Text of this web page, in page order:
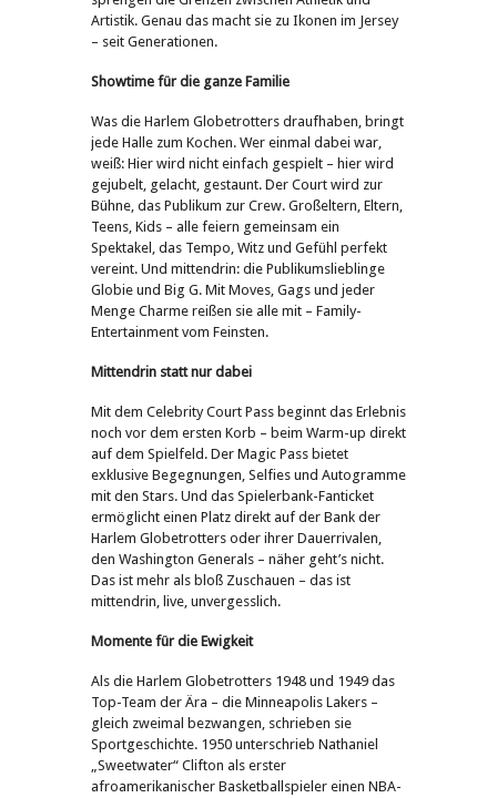
Artistik. Genau das macht sie zu Ikonen im Jersey
– seit Generationen.
Showtime für die ganze Familie
Was die Harlem Globetrotters draufhaben, bringt
jede Halle zum Kochen. Wer einmal dabei war,
weiß: Hier wird nicht einfach gespielt – hier wird
gejubelt, gelacht, gestaunt. Der Court wird zur
Bühne, das Publikum zur Crew. Großeltern, Eltern,
Teens, Kids – alle feiern gemeinsam ein
Spektakel, das Tempo, Witz und Gefühl perfekt
vereint. Und mittendrin: die Publikumslieblinge
Globie und Big G. Mit Moves, Gags und jeder
Menge Charme reißen sie alle mit – Family-
Entertainment vom Feinsten.
Mittendrin statt nur dabei
Mit dem Celebrity Court Pass beginnt das Erlebnis
noch vor dem ersten Korb – beim Warm-up direkt
auf dem Spielfeld. Der Magic Pass bietet
exklusive Begegnungen, Selfies und Autogramme
mit den Stars. Und das Spielerbank-Fanticket
ermöglicht einen Platz direkt auf der Bank der
Harlem Globetrotters oder ihrer Dauerrivalen,
den Washington Generals – näher geht’s nicht.
Das ist mehr als bloß Zuschauen – das ist
mittendrin, live, unvergesslich.
Momente für die Ewigkeit
Als die Harlem Globetrotters 1948 und 1949 das
Top-Team der Ära – die Minneapolis Lakers –
gleich zweimal bezwangen, schrieben sie
Sportgeschichte. 1950 unterschrieb Nathaniel
„Sweetwater“ Clifton als erster
afroamerikanischer Basketballspieler einen NBA-